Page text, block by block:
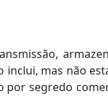
mas não
por segredo